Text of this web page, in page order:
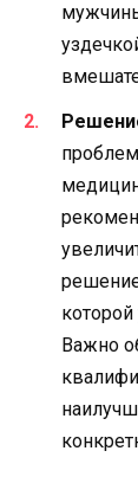
которой
Важно